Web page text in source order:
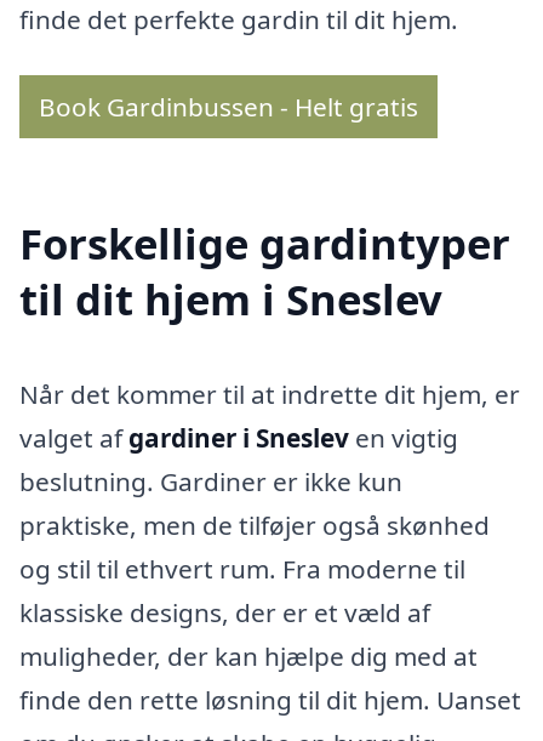
finde det perfekte gardin til dit hjem.
Book Gardinbussen - Helt gratis
Forskellige gardintyper
til dit hjem i Sneslev
Når det kommer til at indrette dit hjem, er
valget afgardiner i Sneslev en vigtig
beslutning. Gardiner er ikke kun
praktiske, men de tilføjer også skønhed
og stil til ethvert rum. Fra moderne til
klassiske designs, der er et væld af
muligheder, der kan hjælpe dig med at
finde den rette løsning til dit hjem. Uanset